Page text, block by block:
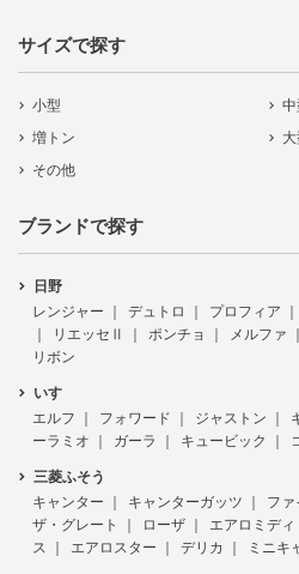
サイズで探す
小型
中
増トン
その他
ブランドで探す
日野
レンジャー
デュトロ プロフィア
リエッセⅡ
ポンチョ メルファ
リボン
いすゞ
エルフ
フォワード ジャストン
ーラミオ
ガーラ キュービック
三菱ふそう
キャンター
キャンターガッツ ファ
ザ・グレート
ローザ エアロミディ
ス
エアロスター デリカ ミニキ